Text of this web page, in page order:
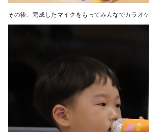
その後、完成したマイクをもってみんなでカラオ